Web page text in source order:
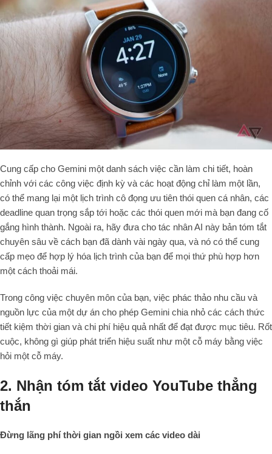
Cung cấp cho Gemini một danh sách việc cần làm chi tiết, hoàn
chỉnh với các công việc định kỳ và các hoạt động chỉ làm một lần,
có thể mang lại một lịch trình cô đọng ưu tiên thói quen cá nhân, các
deadline quan trọng sắp tới hoặc các thói quen mới mà bạn đang cố
gắng hình thành. Ngoài ra, hãy đưa cho tác nhân AI này bản tóm tắt
chuyên sâu về cách bạn đã dành vài ngày qua, và nó có thể cung
cấp mẹo để hợp lý hóa lịch trình của bạn để mọi thứ phù hợp hơn
một cách thoải mái.
Trong công việc chuyên môn của bạn, việc phác thảo nhu cầu và
nguồn lực của một dự án cho phép Gemini chia nhỏ các cách thức
tiết kiệm thời gian và chi phí hiệu quả nhất để đạt được mục tiêu. Rốt
cuộc, không gì giúp phát triển hiệu suất như một cỗ máy bằng việc
hỏi một cỗ máy.
2. Nhận tóm tắt video YouTube thẳng
thắn
Đừng lãng phí thời gian ngồi xem các video dài